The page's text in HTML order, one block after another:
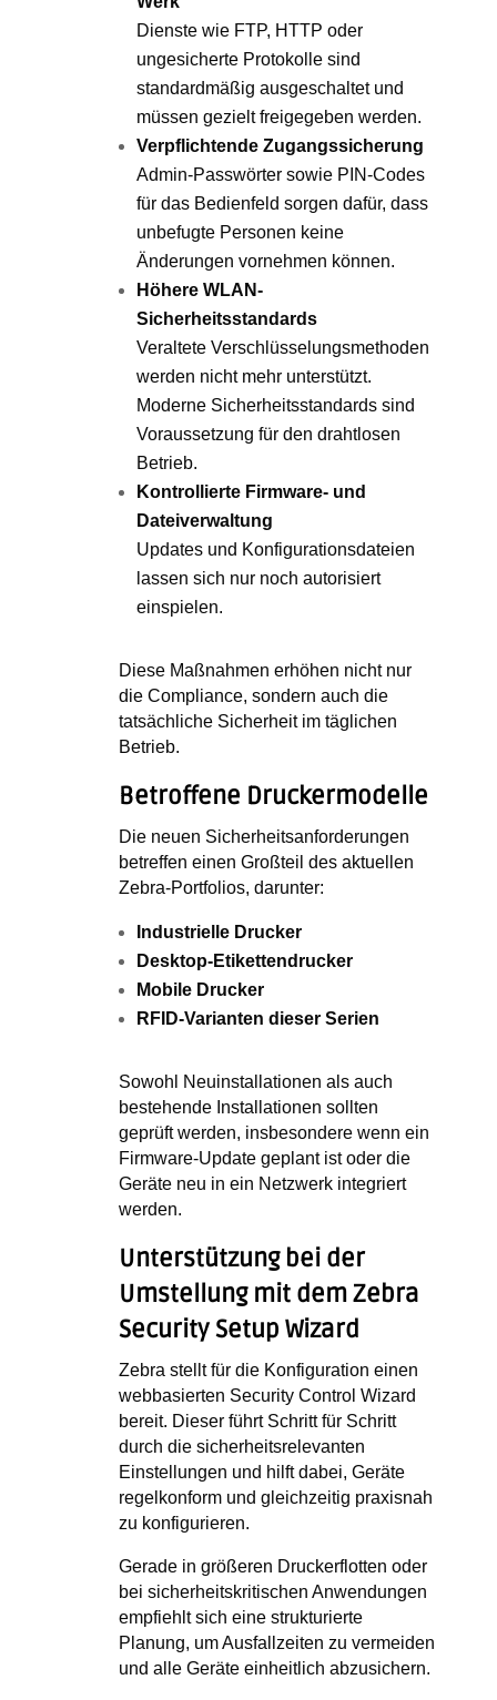
Dienste wie FTP, HTTP oder
ungesicherte Protokolle sind
standardmäßig ausgeschaltet und
müssen gezielt freigegeben werden.
Verpflichtende Zugangssicherung
Admin-Passwörter sowie PIN-Codes
für das Bedienfeld sorgen dafür, dass
unbefugte Personen keine
Änderungen vornehmen können.
Höhere WLAN-
Sicherheitsstandards
Veraltete Verschlüsselungsmethoden
werden nicht mehr unterstützt.
Moderne Sicherheitsstandards sind
Voraussetzung für den drahtlosen
Betrieb.
Kontrollierte Firmware- und
Dateiverwaltung
Updates und Konfigurationsdateien
lassen sich nur noch autorisiert
einspielen.
Diese Maßnahmen erhöhen nicht nur
die Compliance, sondern auch die
tatsächliche Sicherheit im täglichen
Betrieb.
Betroffene Druckermodelle
Die neuen Sicherheitsanforderungen
betreffen einen Großteil des aktuellen
Zebra-Portfolios, darunter:
Industrielle Drucker
Desktop-Etikettendrucker
Mobile Drucker
RFID-Varianten dieser Serien
Sowohl Neuinstallationen als auch
bestehende Installationen sollten
geprüft werden, insbesondere wenn ein
Firmware-Update geplant ist oder die
Geräte neu in ein Netzwerk integriert
werden.
Unterstützung bei der
Umstellung mit dem Zebra
Security Setup Wizard
Zebra stellt für die Konfiguration einen
webbasierten Security Control Wizard
bereit. Dieser führt Schritt für Schritt
durch die sicherheitsrelevanten
Einstellungen und hilft dabei, Geräte
regelkonform und gleichzeitig praxisnah
zu konfigurieren.
Gerade in größeren Druckerflotten oder
bei sicherheitskritischen Anwendungen
empfiehlt sich eine strukturierte
Planung, um Ausfallzeiten zu vermeiden
und alle Geräte einheitlich abzusichern.